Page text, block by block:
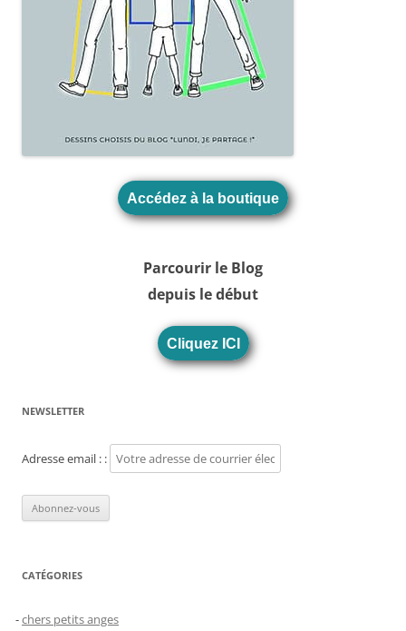
Accédez à la boutique
Parcourir le Blog
depuis le début
Cliquez ICI
NEWSLETTER
Adresse email : :
CATÉGORIES
chers petits anges